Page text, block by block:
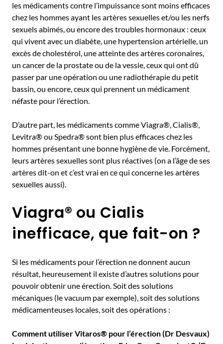
les médicaments contre l’impuissance sont moins efficaces
chez les hommes ayant les artères sexuelles et/ou les nerfs
sexuels abimés, ou encore des troubles hormonaux : ceux
qui vivent avec un diabète, une hypertension artérielle, un
excès de cholestérol, une atteinte des artères coronaires,
un cancer de la prostate ou de la vessie, ceux qui ont dû
passer par une opération ou une radiothérapie du petit
bassin, ou encore, ceux qui prennent un médicament
néfaste pour l’érection.
D’autre part, les médicaments comme Viagra®, Cialis®,
Levitra® ou Spedra® sont bien plus efficaces chez les
hommes présentant une bonne hygiène de vie. Forcément,
leurs artères sexuelles sont plus réactives (on a l’âge de ses
artères dit-on et c’est vrai en ce qui concerne les artères
sexuelles aussi).
Viagra® ou Cialis
inefficace, que fait-on ?
Si les médicaments pour l’érection ne donnent aucun
résultat, heureusement il existe d’autres solutions pour
pouvoir obtenir une érection. Soit des solutions
mécaniques (le vacuum par exemple), soit des solutions
médicamenteuses locales, soit des opérations :
Comment utiliser Vitaros® pour l’érection (Dr Desvaux)